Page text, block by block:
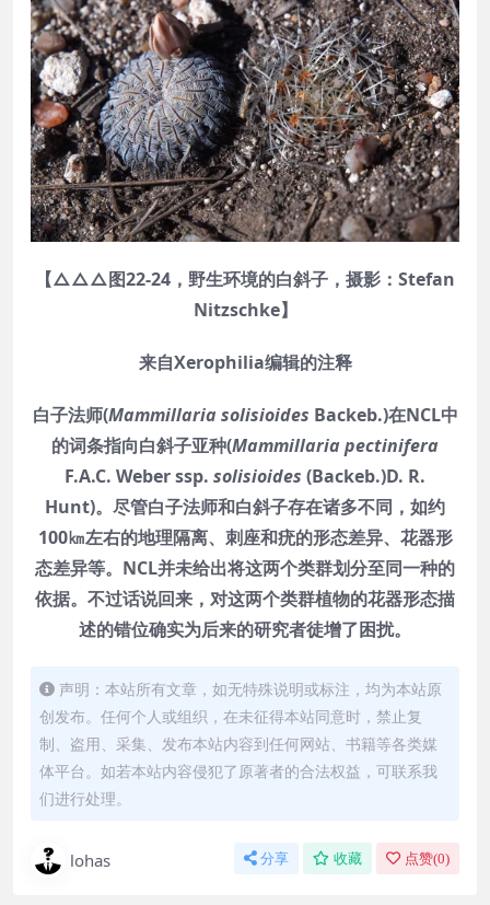
【△△△图22-24，野生环境的白斜子，摄影：Stefan
Nitzschke】
来自Xerophilia编辑的注释
白子法师(Mammillaria solisioides Backeb.)在NCL中
的词条指向白斜子亚种(Mammillaria pectinifera
F.A.C. Weber ssp. solisioides (Backeb.)D. R.
Hunt)。尽管白子法师和白斜子存在诸多不同，如约
100㎞左右的地理隔离、刺座和疣的形态差异、花器形
态差异等。NCL并未给出将这两个类群划分至同一种的
依据。不过话说回来，对这两个类群植物的花器形态描
述的错位确实为后来的研究者徒增了困扰。
声明：本站所有文章，如无特殊说明或标注，均为本站原
创发布。任何个人或组织，在未征得本站同意时，禁止复
制、盗用、采集、发布本站内容到任何网站、书籍等各类媒
体平台。如若本站内容侵犯了原著者的合法权益，可联系我
们进行处理。
lohas 分享 收藏 点赞(0)